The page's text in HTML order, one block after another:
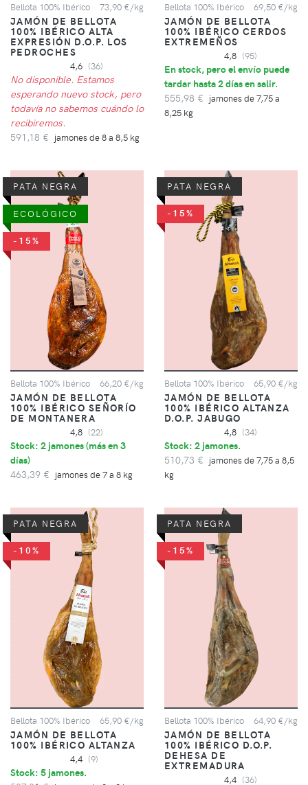
Bellota 100% Ibérico 73,90 €/kg
JAMÓN DE BELLOTA
100% IBÉRICO ALTA
EXPRESIÓN D.O.P. LOS
PEDROCHES
4,6 (36)
No disponible. Estamos
esperando nuevo stock, pero
todavía no sabemos cuándo lo
recibiremos.
591,18 € jamones de 8 a 8,5 kg
Bellota 100% Ibérico 69,50 €/kg
JAMÓN DE BELLOTA
100% IBÉRICO CERDOS
EXTREMEÑOS
4,8 (95)
En stock, pero el envío puede
tardar hasta 2 días en salir.
555,98 € jamones de 7,75 a
8,25 kg
PATA NEGRA
ECOLÓGICO
-15%
Bellota 100% Ibérico 66,20 €/kg
JAMÓN DE BELLOTA
100% IBÉRICO SEÑORÍO
DE MONTANERA
4,8 (22)
Stock: 2 jamones (más en 3
días)
463,39 € jamones de 7 a 8 kg
PATA NEGRA
-15%
Bellota 100% Ibérico 65,90 €/kg
JAMÓN DE BELLOTA
100% IBÉRICO ALTANZA
D.O.P. JABUGO
4,8 (34)
Stock: 2 jamones.
510,73 € jamones de 7,75 a 8,5
kg
PATA NEGRA
-10%
Bellota 100% Ibérico 65,90 €/kg
JAMÓN DE BELLOTA
100% IBÉRICO ALTANZA
4,4 (9)
Stock: 5 jamones.
PATA NEGRA
-15%
Bellota 100% Ibérico 64,90 €/kg
JAMÓN DE BELLOTA
100% IBÉRICO D.O.P.
DEHESA DE
EXTREMADURA
4,4 (36)